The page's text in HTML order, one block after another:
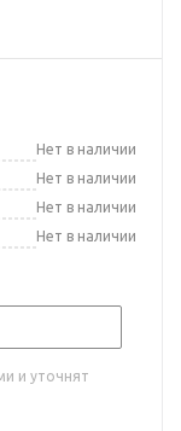
Нет в наличии
Нет в наличии
Нет в наличии
Нет в наличии
и уточнят